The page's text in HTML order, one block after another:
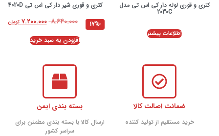
کتری و قوری لوله دار کی اس تی مدل
2030C
اطلاعات بیشتر
کتری و قوری شیر دار کی اس تی 4020D
۸.۶۴۰.۰۰۰ ۷.۲۰۰.۰۰۰ تومان
-17%
افزودن به سبد خرید
ضمانت اصالت کالا
خرید مستقیم از تولید کننده
بسته بندی ایمن
ارسال کالا با بسته بندی مطمئن برای
سراسر کشور